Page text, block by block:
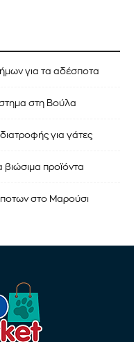
για τα αδέσποτα
στη Βούλα
για γάτες
βιώσιμα προϊόντα
στο Μαρούσι